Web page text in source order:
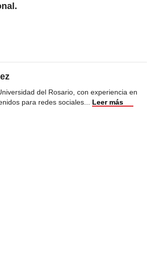
del Rosario, con experiencia en
para redes sociales
Leer más